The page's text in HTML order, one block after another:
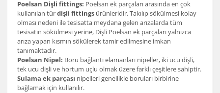
Poelsan Dişli fittings: Poelsan ek parçaları arasında en çok
kullanılan türdişli fittings ürünleridir. Takılıp sökülmesi kolay
olması nedeni ile tesisatta meydana gelen arızalarda tüm
tesisatın sökülmesi yerine, Dişli Poelsan ek parçaları yalnızca
arıza yapan kısmın sökülerek tamir edilmesine imkan
tanımaktadır.
Poelsan Nipel: Boru bağlantı elamanları nipeller, iki ucu dişli,
tek ucu dişli ve hortum uçlu olmak üzere farklı çeşitlere sahiptir.
Sulama ek parçası nipelleri genellikle boruları birbirine
bağlamak için kullanılır.